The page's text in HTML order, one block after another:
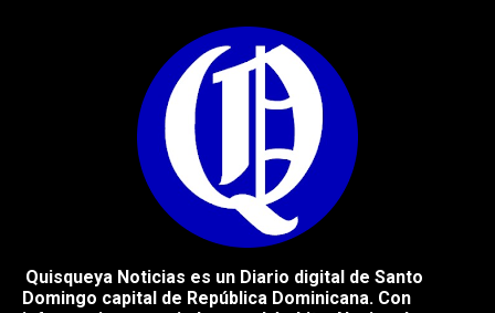
Quisqueya Noticias es un Diario digital de Santo
Domingo capital de República Dominicana. Con